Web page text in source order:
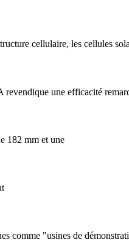
cellulaire, les cellules
une efficacité
182 mm et une
comme "usines de